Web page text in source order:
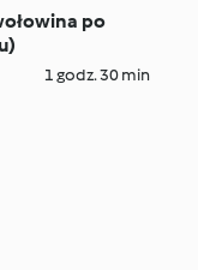
po
1 godz. 30 min